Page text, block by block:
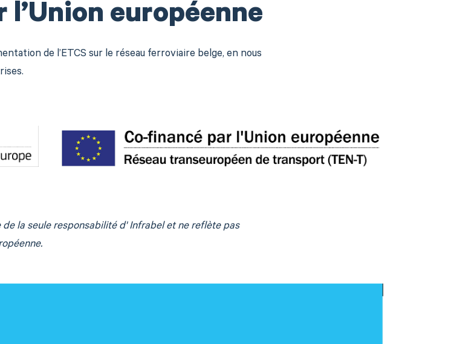
l’Union européenne
de l’ETCS sur le réseau ferroviaire belge, en nous
la seule responsabilité d' Infrabel et ne reflète pas